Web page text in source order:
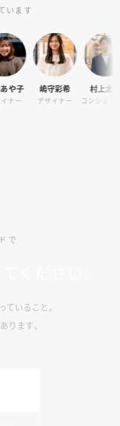
います
嶋守彩希
デザイナー
村上太祐
コンシェルジュ
で
ていること。
ります。